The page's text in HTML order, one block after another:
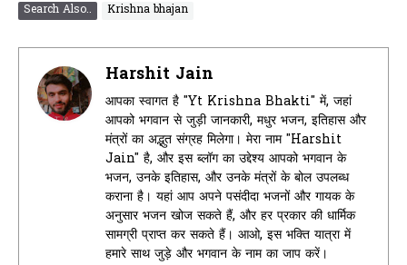
Search Also.. Krishna bhajan
Harshit Jain
आपका स्वागत है "Yt Krishna Bhakti" में, जहां
आपको भगवान से जुड़ी जानकारी, मधुर भजन, इतिहास और
मंत्रों का अद्भुत संग्रह मिलेगा। मेरा नाम "Harshit
Jain" है, और इस ब्लॉग का उद्देश्य आपको भगवान के
भजन, उनके इतिहास, और उनके मंत्रों के बोल उपलब्ध
कराना है। यहां आप अपने पसंदीदा भजनों और गायक के
अनुसार भजन खोज सकते हैं, और हर प्रकार की धार्मिक
सामग्री प्राप्त कर सकते हैं। आओ, इस भक्ति यात्रा में
हमारे साथ जुड़े और भगवान के नाम का जाप करें।